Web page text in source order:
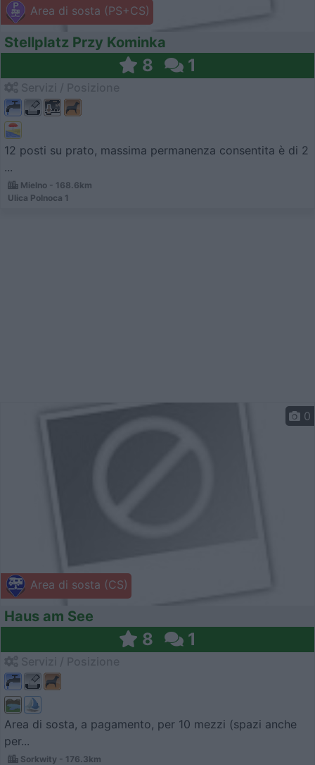
Area di sosta (PS+CS)
Stellplatz Przy Kominka
8 1
12 posti su prato, massima permanenza consentita è di 2
...
Mielno - 168.6km
Ulica Polnoca 1
Area di sosta (CS)
0
Haus am See
8 1
Area di sosta, a pagamento, per 10 mezzi (spazi anche
per...
Sorkwity - 176.3km